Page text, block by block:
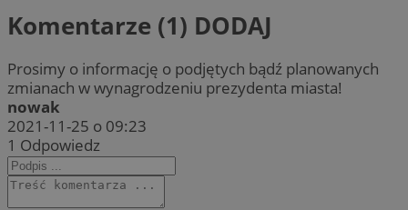
Komentarze (1) DODAJ
Prosimy o informację o podjętych bądź planowanych
zmianach w wynagrodzeniu prezydenta miasta!
nowak
2021-11-25 o 09:23
1 Odpowiedz